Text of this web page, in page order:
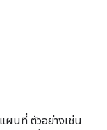
ผนที่ ตัวอย่างเช่น